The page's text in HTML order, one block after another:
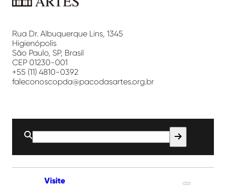
Artes
Rua Dr. Albuquerque Lins, 1345
Higienópolis
São Paulo, SP, Brasil
CEP 01230-001
+55 (11) 4810-0392
faleconoscopda@pacodasartes.org.br
Buscar
por:
Visite